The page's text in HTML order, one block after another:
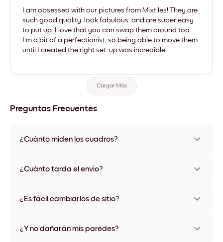
I am obsessed with our pictures from Mixtiles! They are
such good quality, look fabulous, and are super easy
to put up. I love that you can swap them around too.
I'm a bit of a perfectionist, so being able to move them
until I created the right set-up was incredible.
Cargar Más
Preguntas Frecuentes
¿Cuánto miden los cuadros?
varios materiales y colores de marco, incluidas opciones sin
¿Cuánto tarda el envío?
disponibles en algunos países. Te enviaremos un número de
¿Es fácil cambiarlos de sitio?
ningún daño
¿Y no dañarán mis paredes?